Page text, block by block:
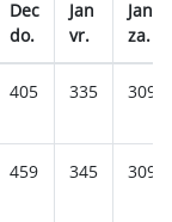
Dec
do.
Jan
vr.
Jan
za.
405 335 309
459 345 309